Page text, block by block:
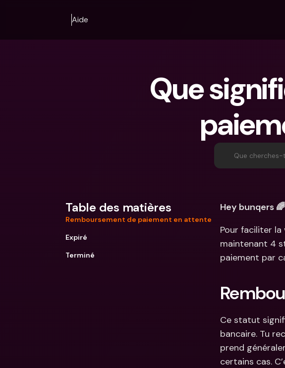
Aide
Pour les
Pour les
bancaires
bunq Free
bunq Elite
Que
Que cherches-
Table des matières
Remboursement de paiement en attente
Expiré
Terminé
Hey bunqers 🌈
Pour faciliter la
maintenant 4
paiement par
Ce statut
bancaire. Tu
prend
certains cas.